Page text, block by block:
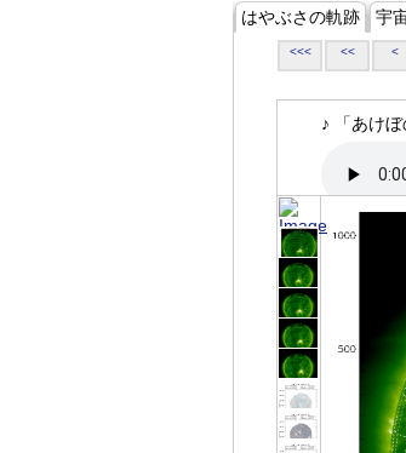
はやぶさの軌跡 宇
<<< << <
♪ 「あけぼ